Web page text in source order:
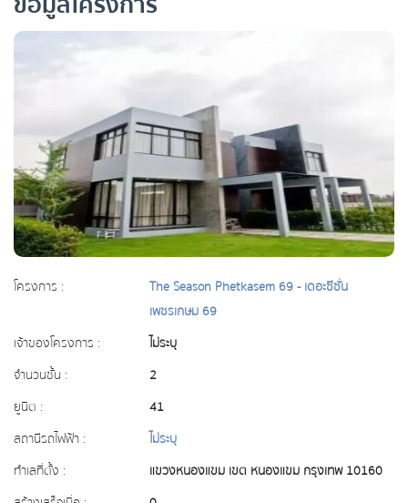
โครงการ :
The Season Phetkasem 69 - เดอะซีซั่น
เพชรเกษม 69
เจ้าของโครงการ :
ไม่ระบุ
จำนวนชั้น :
2
ยูนิต :
41
สถานีรถไฟฟ้า :
ไม่ระบุ
ทำเลที่ตั้ง :
แขวงหนองแขม เขต หนองแขม กรุงเทพ 10160